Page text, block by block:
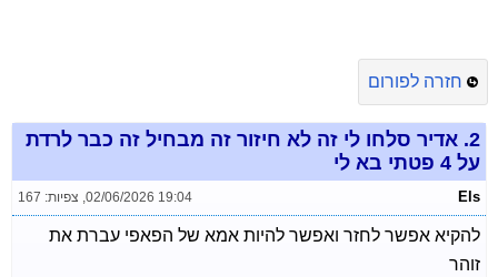
חזרה לפורום
2. אדיר סלחו לי זה לא חיזור זה מבחיל זה כבר לרדת
על 4 פטתי בא לי
Els
02/06/2026 19:04
, צפיות: 167
להקיא אפשר לחזר ואפשר להיות אמא של הפאפי עברת את
זוהר